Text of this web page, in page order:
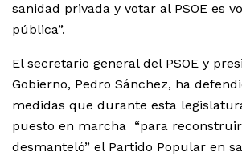
sanidad privada y votar al PSOE es
pública”.
El secretario general del PSOE y
Gobierno, Pedro Sánchez, ha
medidas que durante esta
puesto en marcha “para
desmanteló” el Partido Popular en